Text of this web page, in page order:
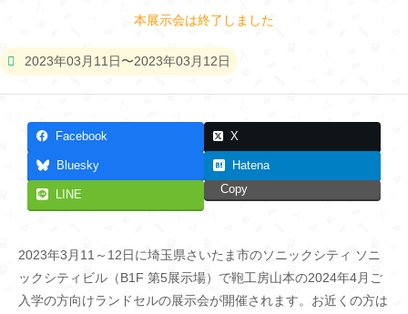
本展示会は終了しました
2023年03月11日〜2023年03月12日
Facebook X
Bluesky Hatena
LINE Copy
2023年3月11～12日に埼玉県さいたま市のソニックシティ ソニ
ックシティビル（B1F 第5展示場）で鞄工房山本の2024年4月ご
入学の方向けランドセルの展示会が開催されます。お近くの方は